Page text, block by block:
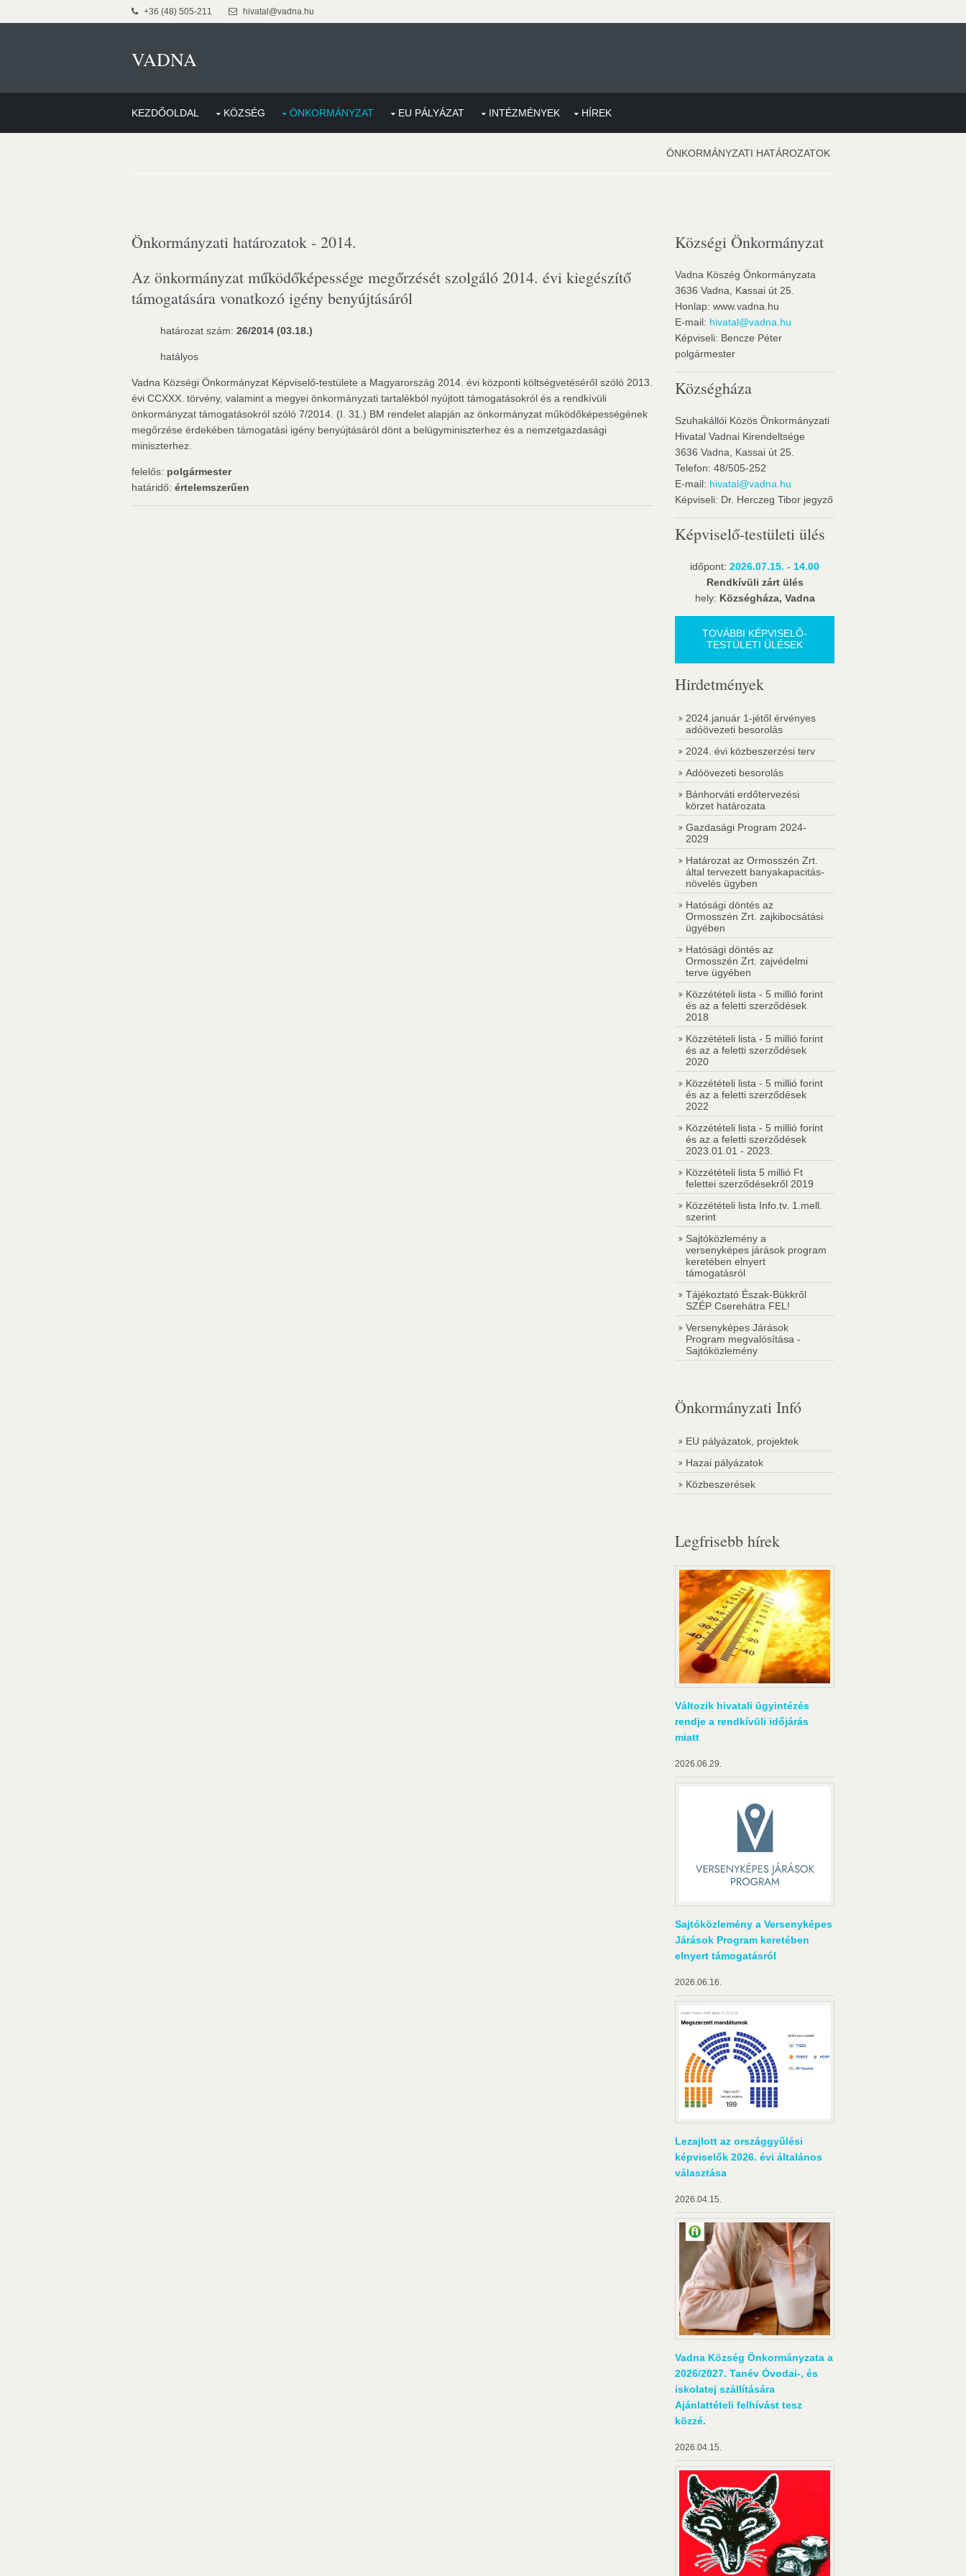
+36 (48) 505-211 hivatal@vadna.hu
VADNA
KEZDŐOLDAL KÖZSÉG ÖNKORMÁNYZAT EU PÁLYÁZAT INTÉZMÉNYEK HÍREK
ÖNKORMÁNYZATI HATÁROZATOK
Önkormányzati határozatok - 2014.
Az önkormányzat működőképessége megőrzését szolgáló 2014. évi kiegészítő
támogatására vonatkozó igény benyújtásáról
határozat szám: 26/2014 (03.18.)
hatályos
Vadna Községi Önkormányzat Képviselő-testülete a Magyarország 2014. évi központi költségvetéséről szóló 2013.
évi CCXXX. törvény, valamint a megyei önkormányzati tartalékból nyújtott támogatásokról és a rendkívüli
önkormányzat támogatásokról szóló 7/2014. (I. 31.) BM rendelet alapján az önkormányzat működőképességének
megőrzése érdekében támogatási igény benyújtásáról dönt a belügyminiszterhez és a nemzetgazdasági
miniszterhez.
felelős: polgármester
határidő: értelemszerűen
Községi Önkormányzat
Vadna Köszég Önkormányzata
3636 Vadna, Kassai út 25.
Honlap: www.vadna.hu
E-mail: hivatal@vadna.hu
Képviseli: Bencze Péter
polgármester
Községháza
Szuhakállói Közös Önkormányzati
Hivatal Vadnai Kirendeltsége
3636 Vadna, Kassai út 25.
Telefon: 48/505-252
E-mail: hivatal@vadna.hu
Képviseli: Dr. Herczeg Tibor jegyző
Képviselő-testületi ülés
időpont: 2026.07.15. - 14.00
Rendkívüli zárt ülés
hely: Községháza, Vadna
TOVÁBBI KÉPVISELŐ-
TESTÜLETI ÜLÉSEK
Hirdetmények
2024.január 1-jétől érvényes
adóövezeti besorolás
2024. évi közbeszerzési terv
Adóövezeti besorolás
Bánhorváti erdőtervezési
körzet határozata
Gazdasági Program 2024-
2029
Határozat az Ormosszén Zrt.
által tervezett banyakapacitás-
növelés ügyben
Hatósági döntés az
Ormosszén Zrt. zajkibocsátási
ügyében
Hatósági döntés az
Ormosszén Zrt. zajvédelmi
terve ügyében
Közzétételi lista - 5 millió forint
és az a feletti szerződések
2018
Közzétételi lista - 5 millió forint
és az a feletti szerződések
2020
Közzétételi lista - 5 millió forint
és az a feletti szerződések
2022
Közzétételi lista - 5 millió forint
és az a feletti szerződések
2023.01.01 - 2023.
Közzétételi lista 5 millió Ft
felettei szerződésekről 2019
Közzétételi lista Info.tv. 1.mell.
szerint
Sajtóközlemény a
versenyképes járások program
keretében elnyert
támogatásról
Tájékoztató Észak-Bükkről
SZÉP Cserehátra FEL!
Versenyképes Járások
Program megvalósítása -
Sajtóközlemény
Önkormányzati Infó
EU pályázatok, projektek
Hazai pályázatok
Közbeszerések
Legfrisebb hírek
Változik hivatali ügyintézés
rendje a rendkívüli időjárás
miatt
2026.06.29.
Sajtóközlemény a Versenyképes
Járások Program keretében
elnyert támogatásról
2026.06.16.
Lezajlott az országgyűlési
képviselők 2026. évi általános
választása
2026.04.15.
Vadna Község Önkormányzata a
2026/2027. Tanév Óvodai-, és
iskolatej szállítására
Ajánlattételi felhívást tesz
közzé.
2026.04.15.